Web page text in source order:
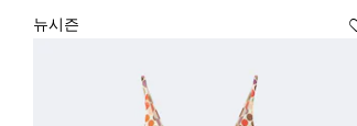
뉴시즌